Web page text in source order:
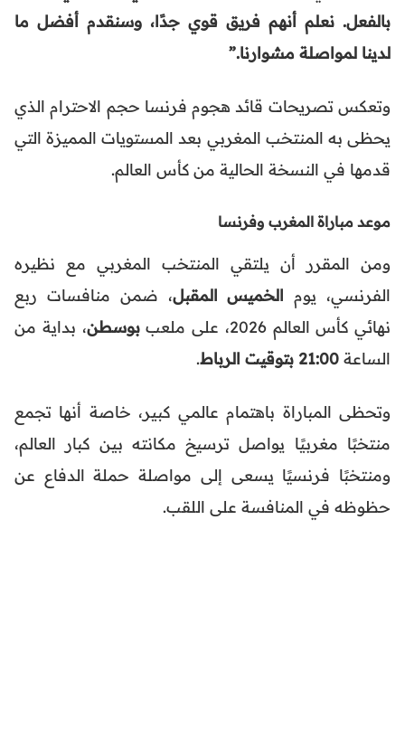
بالفعل. نعلم أنهم فريق قوي جدًا، وسنقدم أفضل ما
لدينا لمواصلة مشوارنا.”
وتعكس تصريحات قائد هجوم فرنسا حجم الاحترام الذي
يحظى به المنتخب المغربي بعد المستويات المميزة التي
قدمها في النسخة الحالية من كأس العالم.
موعد مباراة المغرب وفرنسا
ومن المقرر أن يلتقي المنتخب المغربي مع نظيره
الفرنسي، يوم الخميس المقبل، ضمن منافسات ربع
نهائي كأس العالم 2026، على ملعب
بوسطن، بداية من
الساعة 21:00 بتوقيت الرباط .
وتحظى المباراة باهتمام عالمي كبير، خاصة أنها تجمع
منتخبًا مغربيًا يواصل ترسيخ مكانته بين كبار العالم،
ومنتخبًا فرنسيًا يسعى إلى مواصلة حملة الدفاع عن
حظوظه في المنافسة على اللقب.